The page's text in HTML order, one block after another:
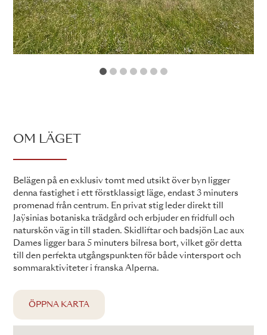
1 2 3 4
OM LÄGET
Belägen på en exklusiv tomt med utsikt över byn ligger
denna fastighet i ett förstklassigt läge, endast 3 minuters
promenad från centrum. En privat stig leder direkt till
Jaÿsinias botaniska trädgård och erbjuder en fridfull och
naturskön väg in till staden. Skidliftar och badsjön Lac aux
Dames ligger bara 5 minuters bilresa bort, vilket gör detta
till den perfekta utgångspunkten för både vintersport och
sommaraktiviteter i franska Alperna.
ÖPPNA KARTA